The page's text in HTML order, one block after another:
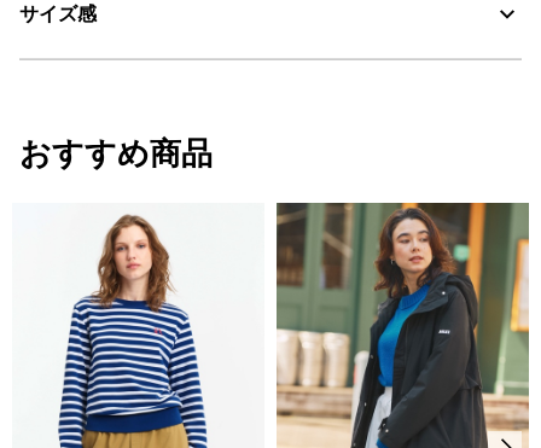
PRIMALOFT®：断熱・防寒
VERY WARM - とても暖かい
30℃を限度とし、通常の洗濯処理。
漂白処理はできない。
タンブル乾燥が可能、低温乾燥：排気温度の上限は最高
60℃。
脱水後、つり干し乾燥がよい。
アイロン仕上げ処理はできない。
・色：ノワール（ブラック） (003)
サイズ感
34
39
38 40 54
40 41 56
42 42
おすすめ商品